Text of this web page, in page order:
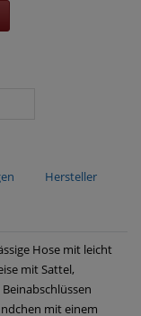
Hersteller
Hose mit leicht
mit Sattel,
mit einem